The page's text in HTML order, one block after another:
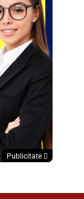
Publicitate